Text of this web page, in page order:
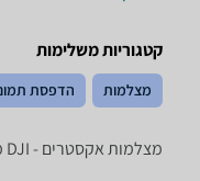
קטגוריות משלימות
מצלמות הדפסת
מצלמות אקסטרים - ‏DJI ‏מעל 2,000 ‏ש"ח מבחר ענק של מצלמות אקסטרים וספורט של טובי המותגים בתחום: GoPro, Sony, Polar Pro, Rollei ועוד.